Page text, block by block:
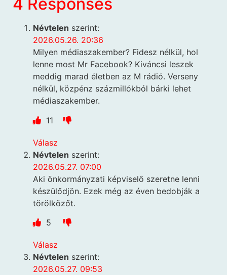
4 Responses
Névtelen szerint:
2026.05.26. 20:36
Milyen médiaszakember? Fidesz nélkül, hol
lenne most Mr Facebook? Kiváncsi leszek
meddig marad életben az M rádió. Verseny
nélkül, közpénz százmillókból bárki lehet
médiaszakember.
11
Válasz
Névtelen szerint:
2026.05.27. 07:00
Aki önkormányzati képviselő szeretne lenni
készülődjön. Ezek még az éven bedobják a
törölközőt.
5
Válasz
Névtelen szerint:
2026.05.27. 09:53